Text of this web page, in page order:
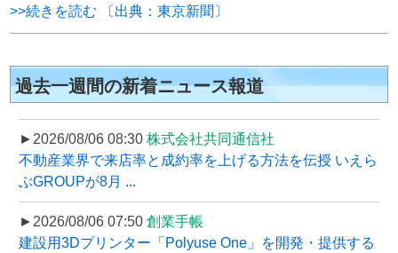
>>続きを読む 〔出典：東京新聞〕
過去一週間の新着ニュース報道
►2026/08/06 08:30 株式会社共同通信社
不動産業界で来店率と成約率を上げる方法を伝授 いえら
ぶGROUPが8月 ...
►2026/08/06 07:50 創業手帳
建設用3Dプリンター「Polyuse One」を開発・提供する